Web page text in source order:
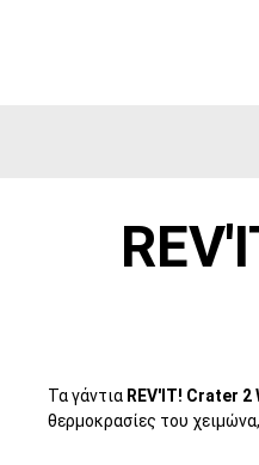
Τα γάντια REV'IT! Crater 2
θερμοκρασίες του